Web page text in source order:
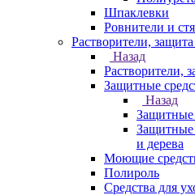
Шпаклевки
Ровнители и
Растворители,
Назад
Растворители,
Защитные
Назад
Защитные
Защитные
и дерева
Моющие
Полироль
Средства для